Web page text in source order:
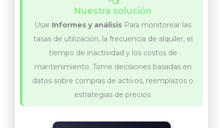
Nuestra solución
Usar Informes y análisis Para monitorear las
tasas de utilización, la frecuencia de alquiler, el
tiempo de inactividad y los costos de
mantenimiento. Tome decisiones basadas en
datos sobre compras de activos, reemplazos o
estrategias de precios.